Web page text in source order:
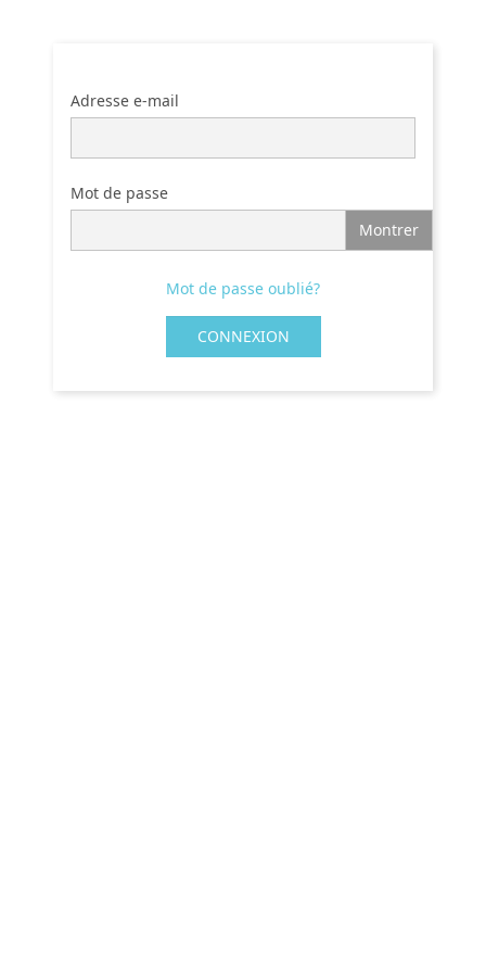
Adresse e-mail
Mot de passe
Montrer
Mot de passe oublié?